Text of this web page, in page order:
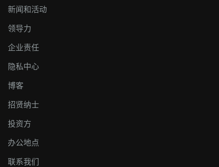
新闻和活动
领导力
企业责任
隐私中心
博客
招贤纳士
投资方
办公地点
联系我们